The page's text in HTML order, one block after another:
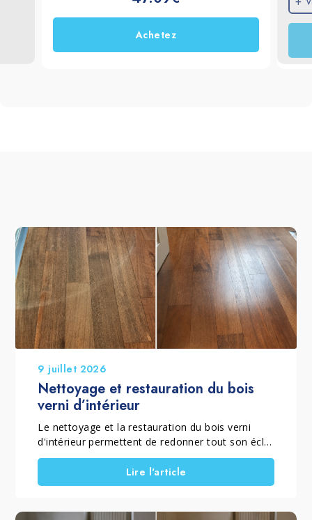
surfaces de salle de bain, de cuisine, des
vitres, de l’acier inoxydable et des tissus
Achetez
9 juillet 2026
Nettoyage et restauration du bois
verni d’intérieur
Le nettoyage et la restauration du bois verni
d'intérieur permettent de redonner tout son éclat
à un parquet verni mat ou brillant qui a perdu sa
brillance, son homogénéité et sa couleur à cause
de l'usure quotidienne. Lorsque le vernis est
ponçage complet, il est possible de rénover un
Lire l'article